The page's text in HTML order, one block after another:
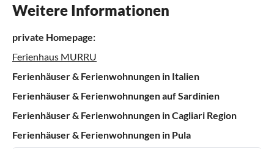
Weitere Informationen
private Homepage:
Ferienhaus MURRU
Ferienhäuser & Ferienwohnungen in Italien
Ferienhäuser & Ferienwohnungen auf Sardinien
Ferienhäuser & Ferienwohnungen in Cagliari Region
Ferienhäuser & Ferienwohnungen in Pula